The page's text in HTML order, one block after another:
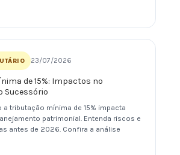
23/07/2026
de 15%: Impactos no
Sucessório
a tributação mínima de 15% impacta
patrimonial. Entenda riscos e
antes de 2026. Confira a análise